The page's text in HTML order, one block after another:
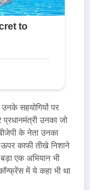
सहयोगियों पर
प्रधानमंत्री उनका जो
के नेता उनका
काफी तीखे निशाने
एक अभियान भी
में ये कहा भी था